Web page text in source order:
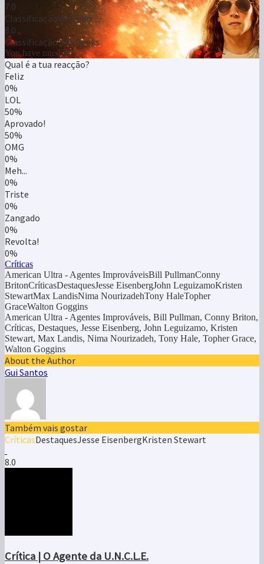
7.0
Classificação do Cubo
8.0
Classificação dos Geeks
You have rated this
Qual é a tua reacção?
Feliz
0%
LOL
50%
Aprovado!
50%
OMG
0%
Meh...
0%
Triste
0%
Zangado
0%
Revolta!
0%
Críticas
American Ultra - Agentes ImprováveisBill PullmanConny
BritonCríticasDestaquesJesse EisenbergJohn LeguizamoKristen
StewartMax LandisNima NourizadehTony HaleTopher
GraceWalton Goggins
American Ultra - Agentes Improváveis, Bill Pullman, Conny Briton,
Críticas, Destaques, Jesse Eisenberg, John Leguizamo, Kristen
Stewart, Max Landis, Nima Nourizadeh, Tony Hale, Topher Grace,
Walton Goggins
About the Author
Gui Santos
Também vais gostar
CríticasDestaquesJesse EisenbergKristen Stewart
8.0
Crítica | O Agente da U.N.C.L.E.